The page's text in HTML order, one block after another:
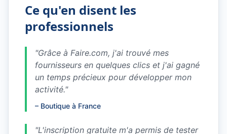
Ce qu'en disent les
professionnels
"Grâce à Faire.com, j'ai trouvé mes
fournisseurs en quelques clics et j'ai gagné
un temps précieux pour développer mon
activité."
– Boutique à France
"L'inscription gratuite m'a permis de tester